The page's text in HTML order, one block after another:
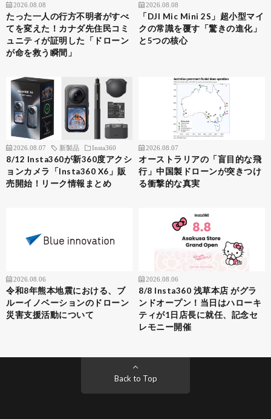
2026.08.08
たった一人の行方不明者がすべ
てを変えた！カナダ先住民コミ
ュニティが証明した「ドローン
が命を救う瞬間」
2026.08.08
「DJI Mic Mini 2S」超小型マイ
クの常識を覆す「驚きの進化」
と5つの核心
2026.08.07 新製品 Insta360
8/12 Insta360が新360度アクシ
ョンカメラ「Insta360 X6」販
売開始！リーク情報まとめ
2026.08.07
オーストラリアの「盲目的な飛
行」中国製ドローンが突きつけ
る衝撃的な真実
2026.08.06
令和8年熊本地震における、ブ
ルーイノベーションのドローン
災害支援活動について
2026.08.06
8/8 Insta360 浅草本店 がグラ
ンドオープン！当日はハローキ
ティが1日店長に就任、記念セ
レモニー開催
Back to Top